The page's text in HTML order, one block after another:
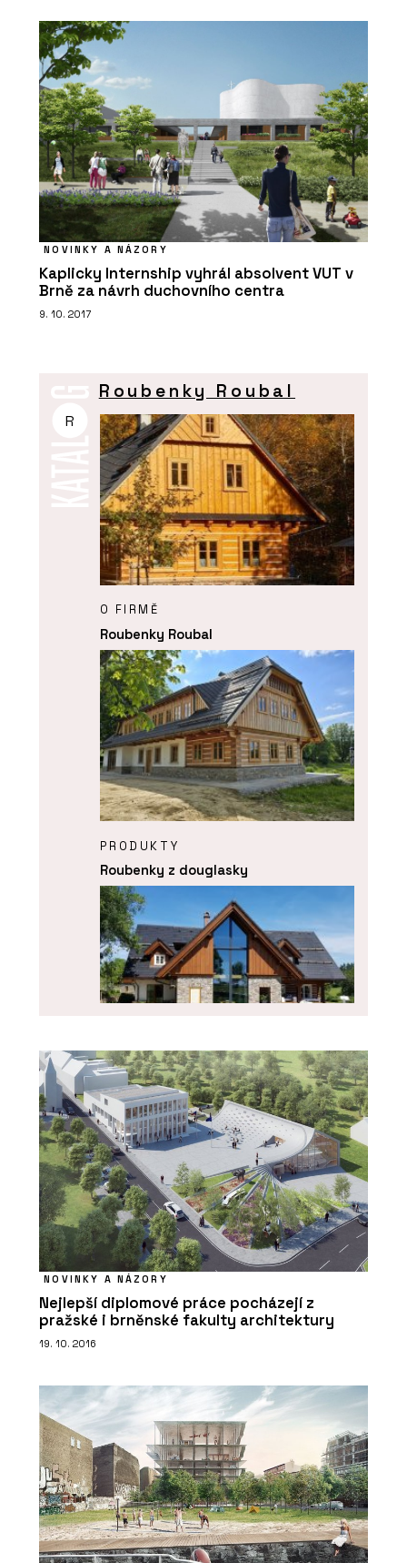
NOVINKY A NÁZORY
Kaplicky Internship vyhrál absolvent VUT v
Brně za návrh duchovního centra
9. 10. 2017
R
Roubenky Roubal
O FIRMĚ
Roubenky Roubal
PRODUKTY
Roubenky z douglasky
PRODUKTY
Roubenka Klasika s moderními prvky
ČLÁNKY
potok a lesy
NOVINKY A NÁZORY
Nejlepší diplomové práce pocházejí z
pražské i brněnské fakulty architektury
19. 10. 2016